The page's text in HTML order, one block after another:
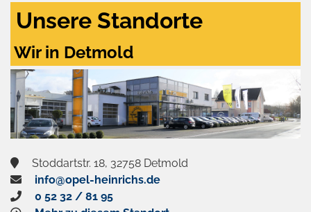
Unsere Standorte
Wir in Detmold
Stoddartstr. 18, 32758 Detmold
info@opel-heinrichs.de
0 52 32 / 81 95